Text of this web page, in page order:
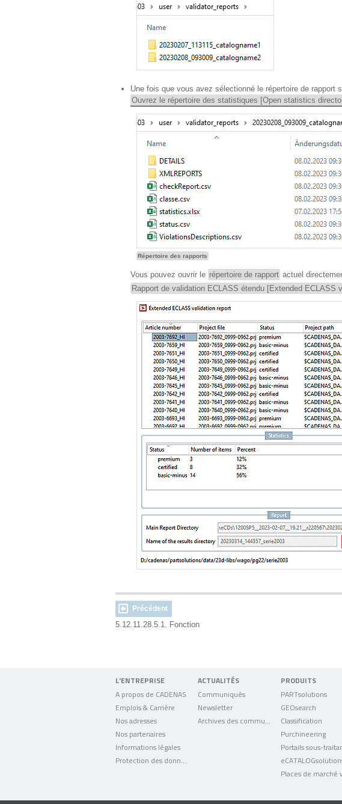
Une fois que vous avez sélectionné le répertoire de rapport
Ouvrez le répertoire des statistiques [Open statistics
Répertoire des rapports
Vous pouvez ouvrir le répertoire de rapport actuel
Rapport de validation ECLASS étendu [Extended ECLASS
Précédent
5.12.11.28.5.1. Fonction
L'ENTREPRISE
A propos de CADENAS
Emplois & Carrière
Nos adresses
Nos partenaires
Informations légales
ACTUALITÉS
Communiqués
Newsletter
PRODUITS
PARTsolutions
GEOsearch
Classification
Purchineering
Portails sous-